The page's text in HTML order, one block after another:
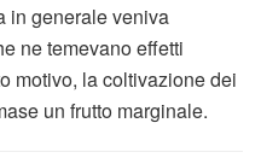
in generale veniva
ne temevano effetti
motivo, la coltivazione dei
un frutto marginale.